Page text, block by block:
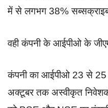
में से लगभग 38% सब्सक्राइब
वही कंपनी के आईपीओ के
कंपनी का आईपीओ 23 से 25
अक्टूबर तक अस्वीकृत